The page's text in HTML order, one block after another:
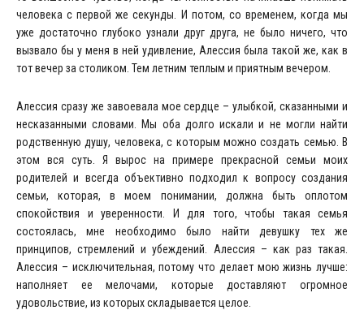
человека с первой же секунды. И потом, со временем, когда мы
уже достаточно глубоко узнали друг друга, не было ничего, что
вызвало бы у меня в ней удивление, Алессия была такой же, как в
тот вечер за столиком. Тем летним теплым и приятным вечером.
Алессия сразу же завоевала мое сердце – улыбкой, сказанными и
несказанными словами. Мы оба долго искали и не могли найти
родственную душу, человека, с которым можно создать семью. В
этом вся суть. Я вырос на примере прекрасной семьи моих
родителей и всегда объективно подходил к вопросу создания
семьи, которая, в моем понимании, должна быть оплотом
спокойствия и уверенности. И для того, чтобы такая семья
состоялась, мне необходимо было найти девушку тех же
принципов, стремлений и убеждений. Алессия – как раз такая.
Алессия – исключительная, потому что делает мою жизнь лучше:
наполняет ее мелочами, которые доставляют огромное
удовольствие, из которых складывается целое.